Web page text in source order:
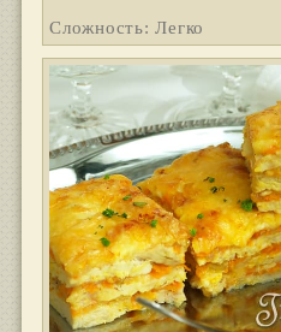
Сложность: Легко